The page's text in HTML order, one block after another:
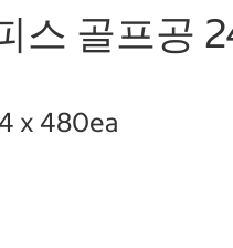
스 골프공
x 480ea